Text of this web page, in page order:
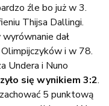
źle bo już w 3.
Thijsa Dallingi.
dał
i w 78.
Undera i Nuno
się wynikiem 3:2.
5 punktową